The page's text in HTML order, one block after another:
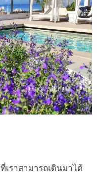
ที่เราสามารถเดินมาได้